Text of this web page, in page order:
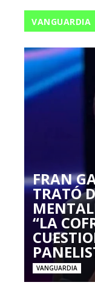
VANGUARDIA
FRAN
TRATÓ
“LA
VANGUARDIA